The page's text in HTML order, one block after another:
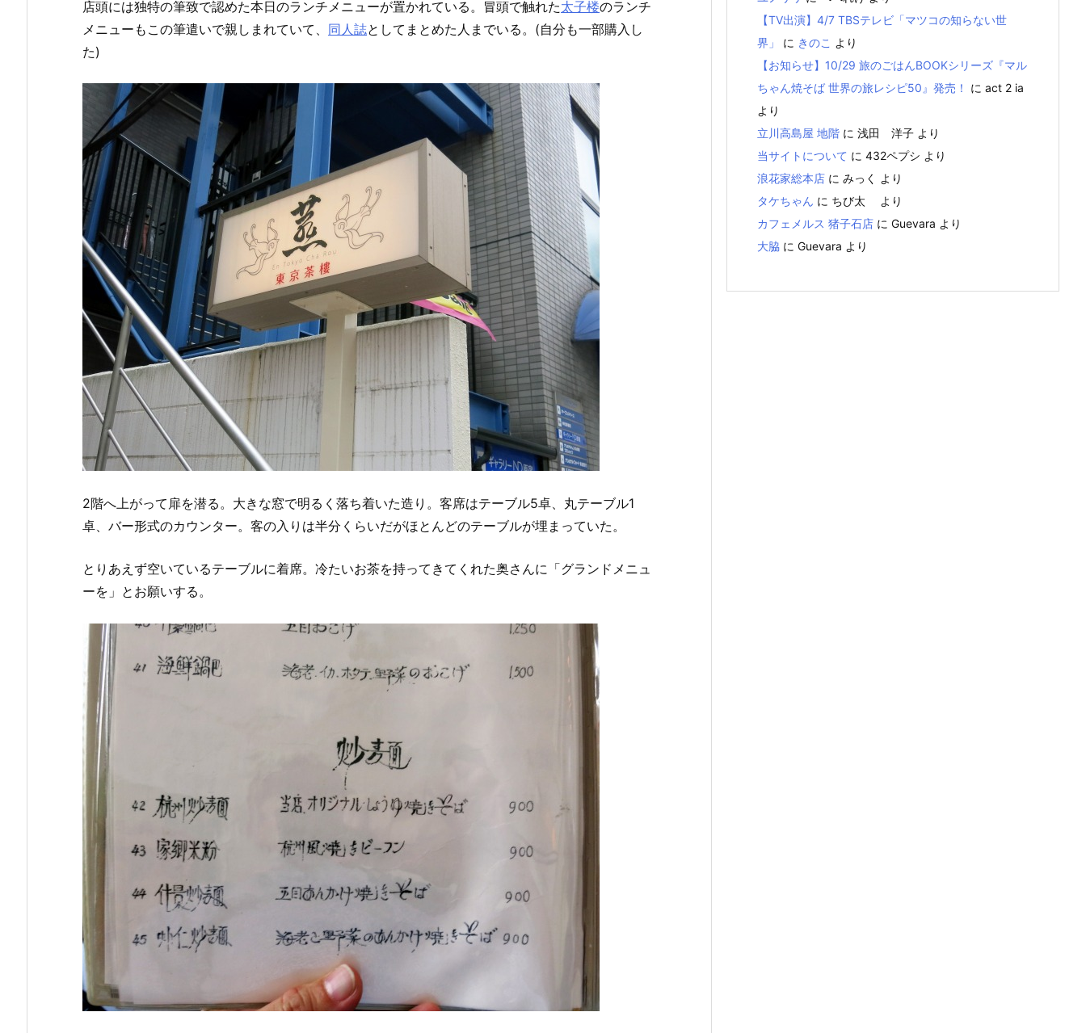
店頭には独特の筆致で認めた本日のランチメニューが置かれている。冒頭で触れた太子楼のランチ
メニューもこの筆遣いで親しまれていて、 同人誌としてまとめた人までいる。(自分も一部購入し
た)
2階へ上がって扉を潜る。大きな窓で明るく落ち着いた造り。客席はテーブル5卓、丸テーブル1
卓、バー形式のカウンター。客の入りは半分くらいだがほとんどのテーブルが埋まっていた。
とりあえず空いているテーブルに着席。冷たいお茶を持ってきてくれた奥さんに「グランドメニュ
ーを」とお願いする。
【TV出演】4/7 TBSテレビ「マツコの知らない世
界」
に きのこ より
【お知らせ】10/29 旅のごはんBOOKシリーズ『マル
ちゃん焼そば 世界の旅レシピ50』発売！
に act 2 ia
より
立川高島屋 地階 に 浅田 洋子 より
当サイトについて に 432ペプシ より
浪花家総本店 に みっく
より
タケちゃん に ちび太
より
カフェメルス 猪子石店 に Guevara より
大脇 に Guevara より